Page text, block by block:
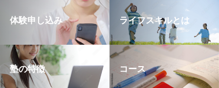
体験申し込み ライフスキルとは
塾の特徴 コース